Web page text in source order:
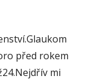
před rokem
mi